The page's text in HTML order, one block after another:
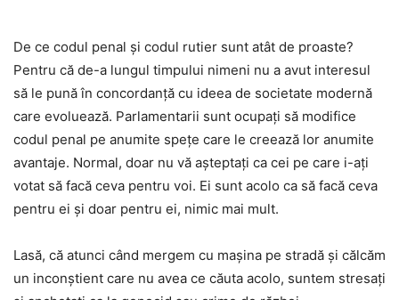
De ce codul penal și codul rutier sunt atât de proaste?
Pentru că de-a lungul timpului nimeni nu a avut interesul
să le pună în concordanță cu ideea de societate modernă
care evoluează. Parlamentarii sunt ocupați să modifice
codul penal pe anumite spețe care le creează lor anumite
avantaje. Normal, doar nu vă așteptați ca cei pe care i-ați
votat să facă ceva pentru voi. Ei sunt acolo ca să facă ceva
pentru ei și doar pentru ei, nimic mai mult.
Lasă, că atunci când mergem cu mașina pe stradă și călcăm
un inconștient care nu avea ce căuta acolo, suntem stresați